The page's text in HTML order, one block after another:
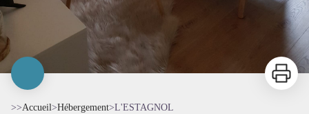
Imprimer
>>Accueil>Hébergement>L'ESTAGNOL